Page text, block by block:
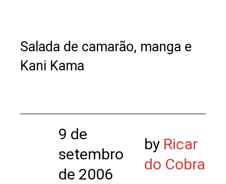
Salada de camarão, manga e
Kani Kama
9 de
setembro
de 2006
by Ricar
do Cobra